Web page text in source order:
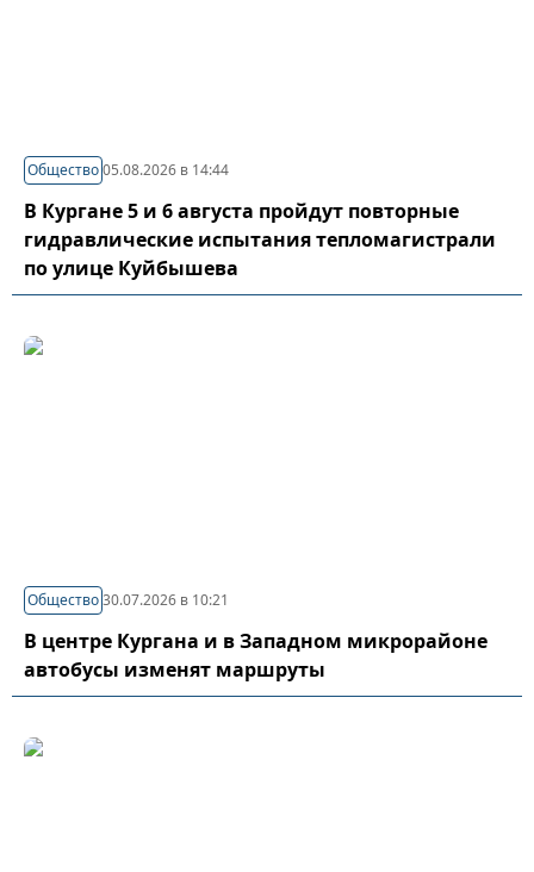
Общество05.08.2026 в 14:44
В Кургане 5 и 6 августа пройдут повторные
гидравлические испытания тепломагистрали
по улице Куйбышева
Общество30.07.2026 в 10:21
В центре Кургана и в Западном микрорайоне
автобусы изменят маршруты